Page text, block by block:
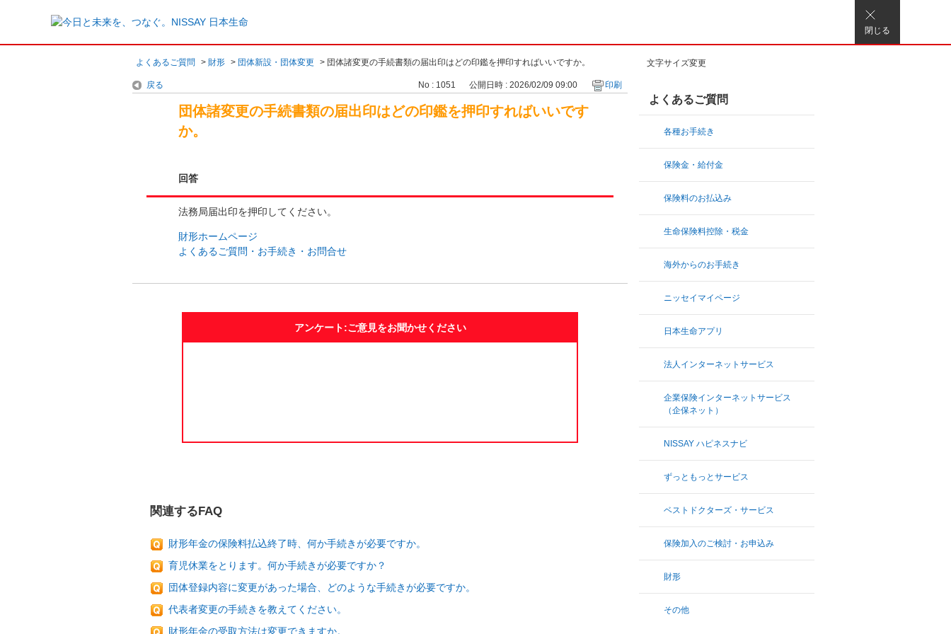
閉じる
文字サイズ変更
よくあるご質問 > 財形 > 団体新設・団体変更 > 団体諸変更の手続書類の届出印はどの印鑑を押印すればいいですか。
よくあるご質問
各種お手続き
保険金・給付金
保険料のお払込み
生命保険料控除・税金
海外からのお手続き
ニッセイマイページ
日本生命アプリ
法人インターネットサービス
企業保険インターネットサービス
（企保ネット）
NISSAY ハピネスナビ
ずっともっとサービス
ベストドクターズ・サービス
保険加入のご検討・お申込み
財形
その他
戻る No : 1051 公開日時 : 2026/02/09 09:00 印刷
団体諸変更の手続書類の届出印はどの印鑑を押印すればいいです
か。
回答
法務局届出印を押印してください。
財形ホームページ
よくあるご質問・お手続き・お問合せ
アンケート:ご意見をお聞かせください
関連するFAQ
財形年金の保険料払込終了時、何か手続きが必要ですか。
育児休業をとります。何か手続きが必要ですか？
団体登録内容に変更があった場合、どのような手続きが必要ですか。
代表者変更の手続きを教えてください。
財形年金の受取方法は変更できますか。